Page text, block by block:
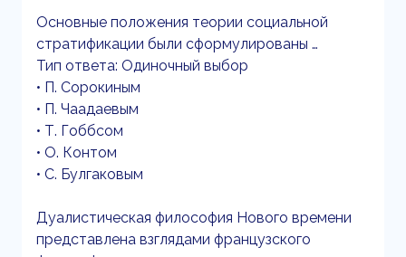
Основные положения теории социальной
стратификации были сформулированы …
Тип ответа: Одиночный выбор
• П. Сорокиным
• П. Чаадаевым
• Т. Гоббсом
• O. Контом
• C. Булгаковым
Дуалистическая философия Нового времени
представлена взглядами французского